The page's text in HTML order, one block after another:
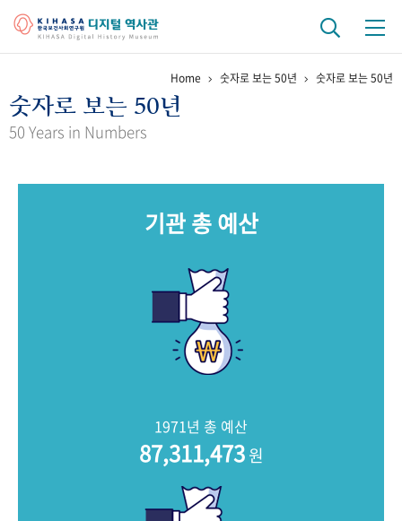
걸어온 길 기관 변천사 역대 기관장
키워드로 보는 연구 역사
문서 기록물 행정박물
Home 숫자로 보는 50년 숫자로 보는 50년
숫자로 보는 50년
50 Years in Numbers
기관 총 예산
1971년 총 예산
87,311,473원